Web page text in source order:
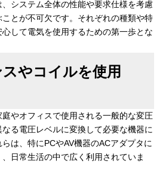
システム全体の性能や要求仕様を考慮
とが不可欠です。それぞれの種類や特
して電気を使用するための第一歩とな
やコイルを使用
やオフィスで使用される一般的な変圧
る電圧レベルに変換して必要な機器に
は、特にPCやAV機器のACアダプタに
日常生活の中で広く利用されていま